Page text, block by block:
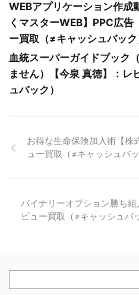
WEBアプリケーション作成
くマスターWEB】PPC広告
ー買取（≠キャッシュバック
血統スーパーガイドブック
ません）【今泉 真徳】：レ
ュバック）
お得な生命保険加入術【
ュー買取（≠キャッシュバッ
バイナリーオプション勝ち
ビュー買取（≠キャッシュバ